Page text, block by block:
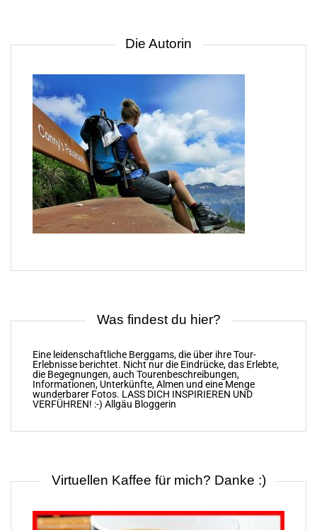
Die Autorin
Was findest du hier?
Eine leidenschaftliche Berggams, die über ihre Tour-
Erlebnisse berichtet. Nicht nur die Eindrücke, das Erlebte,
die Begegnungen, auch Tourenbeschreibungen,
Informationen, Unterkünfte, Almen und eine Menge
wunderbarer Fotos. LASS DICH INSPIRIEREN UND
VERFÜHREN! :-) Allgäu Bloggerin
Virtuellen Kaffee für mich? Danke :)